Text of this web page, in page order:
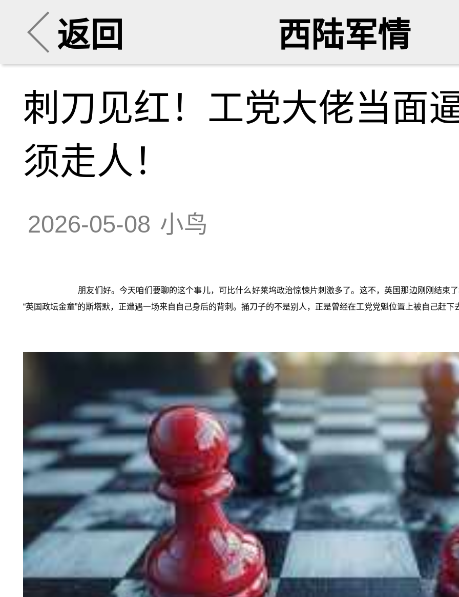
返回 西陆军情
刺刀见红！工党大佬当面
须走人！
2026-05-08 小鸟
朋友们好。今天咱们要聊的这个事儿，可比什么好莱坞政治惊悚片刺激多了。这不，英国那边刚刚结束
“英国政坛金童”的斯塔默，正遭遇一场来自自己身后的背刺。捅刀子的不是别人，正是曾经在工党党魁位置上被自己赶